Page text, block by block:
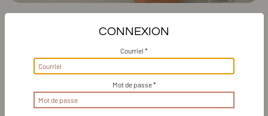
SEMAINE 1-2 HAUT DU CORPS
force,
Cibler les
épaules,
dos,
bras
CONNEXION
Courriel *
Mot de passe *